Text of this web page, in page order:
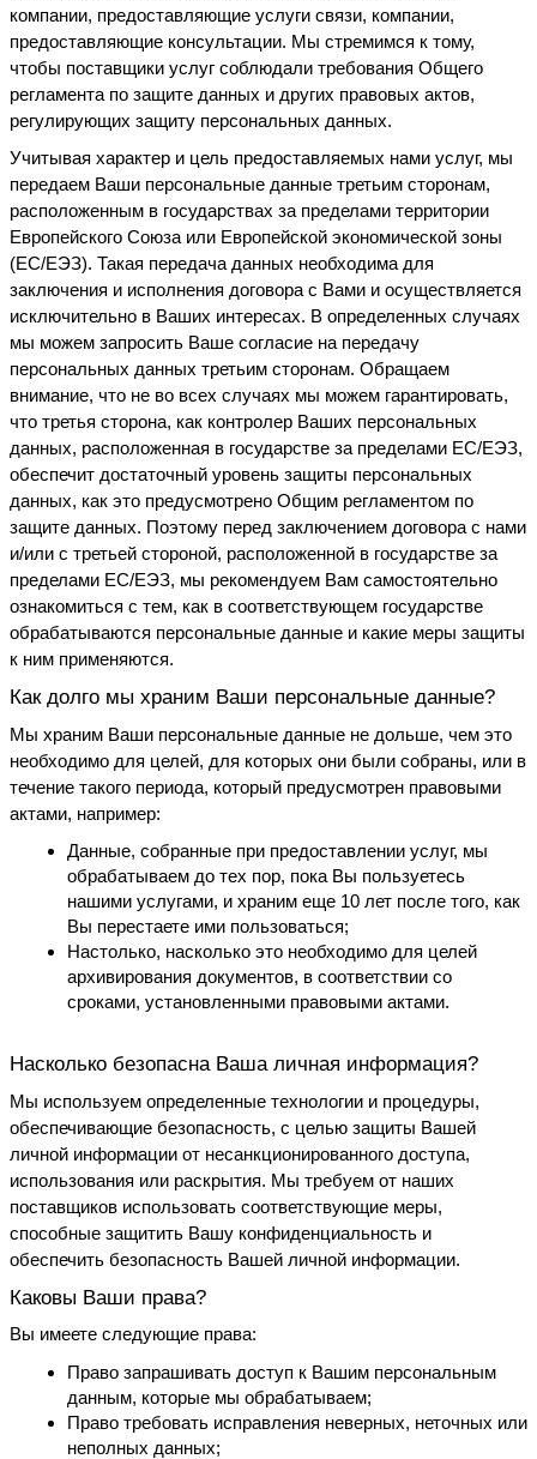
компании, предоставляющие услуги связи, компании,
предоставляющие консультации. Мы стремимся к тому,
чтобы поставщики услуг соблюдали требования Общего
регламента по защите данных и других правовых актов,
регулирующих защиту персональных данных.
Учитывая характер и цель предоставляемых нами услуг, мы
передаем Ваши персональные данные третьим сторонам,
расположенным в государствах за пределами территории
Европейского Союза или Европейской экономической зоны
(ЕС/ЕЭЗ). Такая передача данных необходима для
заключения и исполнения договора с Вами и осуществляется
исключительно в Ваших интересах. В определенных случаях
мы можем запросить Ваше согласие на передачу
персональных данных третьим сторонам. Обращаем
внимание, что не во всех случаях мы можем гарантировать,
что третья сторона, как контролер Ваших персональных
данных, расположенная в государстве за пределами ЕС/ЕЭЗ,
обеспечит достаточный уровень защиты персональных
данных, как это предусмотрено Общим регламентом по
защите данных. Поэтому перед заключением договора с нами
и/или с третьей стороной, расположенной в государстве за
пределами ЕС/ЕЭЗ, мы рекомендуем Вам самостоятельно
ознакомиться с тем, как в соответствующем государстве
обрабатываются персональные данные и какие меры защиты
к ним применяются.
Как долго мы храним Ваши персональные данные?
Мы храним Ваши персональные данные не дольше, чем это
необходимо для целей, для которых они были собраны, или в
течение такого периода, который предусмотрен правовыми
актами, например:
Данные, собранные при предоставлении услуг, мы
обрабатываем до тех пор, пока Вы пользуетесь
нашими услугами, и храним еще 10 лет после того, как
Вы перестаете ими пользоваться;
Настолько, насколько это необходимо для целей
архивирования документов, в соответствии со
сроками, установленными правовыми актами.
Насколько безопасна Ваша личная информация?
Мы используем определенные технологии и процедуры,
обеспечивающие безопасность, с целью защиты Вашей
личной информации от несанкционированного доступа,
использования или раскрытия. Мы требуем от наших
поставщиков использовать соответствующие меры,
способные защитить Вашу конфиденциальность и
обеспечить безопасность Вашей личной информации.
Каковы Ваши права?
Вы имеете следующие права:
Право запрашивать доступ к Вашим персональным
данным, которые мы обрабатываем;
Право требовать исправления неверных, неточных или
неполных данных;